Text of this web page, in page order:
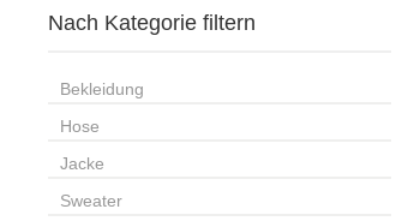
Nach Kategorie filtern
Bekleidung
Hose
Jacke
Sweater